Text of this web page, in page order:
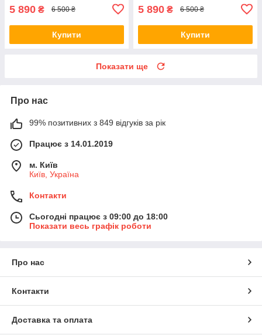
5 890 ₴ 6 500 ₴
Купити
5 890 ₴ 6 500 ₴
Купити
Показати ще
Про нас
99% позитивних з 849 відгуків за рік
Працює з 14.01.2019
м. Київ
Київ, Україна
Контакти
Сьогодні працює з 09:00 до 18:00
Показати весь графік роботи
Про нас
Контакти
Доставка та оплата